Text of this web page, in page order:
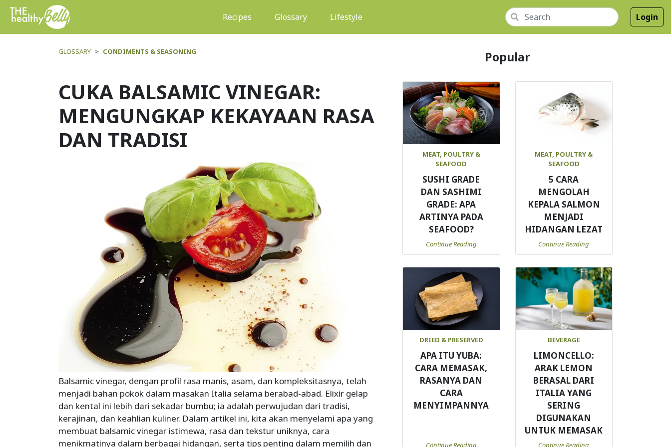
Recipes (current)Glossary Lifestyle Login
GLOSSARY CONDIMENTS & SEASONING
CUKA BALSAMIC VINEGAR:
MENGUNGKAP KEKAYAAN RASA
DAN TRADISI
Balsamic vinegar, dengan profil rasa manis, asam, dan kompleksitasnya, telah
menjadi bahan pokok dalam masakan Italia selama berabad-abad. Elixir gelap
dan kental ini lebih dari sekadar bumbu; ia adalah perwujudan dari tradisi,
kerajinan, dan keahlian kuliner. Dalam artikel ini, kita akan menyelami apa yang
membuat balsamic vinegar istimewa, rasa dan tekstur uniknya, cara
menikmatinya dalam berbagai hidangan, serta tips penting dalam memilih dan
Popular
MEAT, POULTRY &
SEAFOOD
SUSHI GRADE
DAN SASHIMI
GRADE: APA
ARTINYA PADA
SEAFOOD?
Continue Reading
MEAT, POULTRY &
SEAFOOD
5 CARA
MENGOLAH
KEPALA SALMON
MENJADI
HIDANGAN LEZAT
Continue Reading
DRIED & PRESERVED
APA ITU YUBA:
CARA MEMASAK,
RASANYA DAN
CARA
MENYIMPANNYA
Continue Reading
BEVERAGE
LIMONCELLO:
ARAK LEMON
BERASAL DARI
ITALIA YANG
SERING
DIGUNAKAN
UNTUK MEMASAK
Continue Reading